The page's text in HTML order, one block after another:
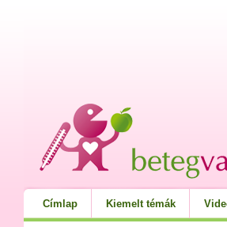
Címlap Kiemelt témák